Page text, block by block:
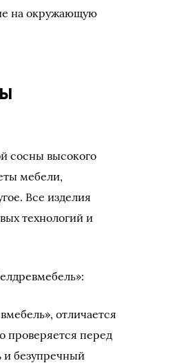
на окружающую
сосны высокого
мебели,
Все изделия
технологий и
отличается
проверяется перед
и безупречный